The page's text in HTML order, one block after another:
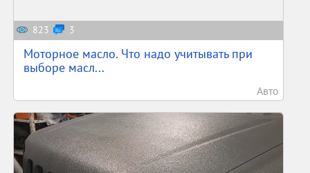
823 3
Моторное масло. Что надо учитывать при
выборе масл...
Авто